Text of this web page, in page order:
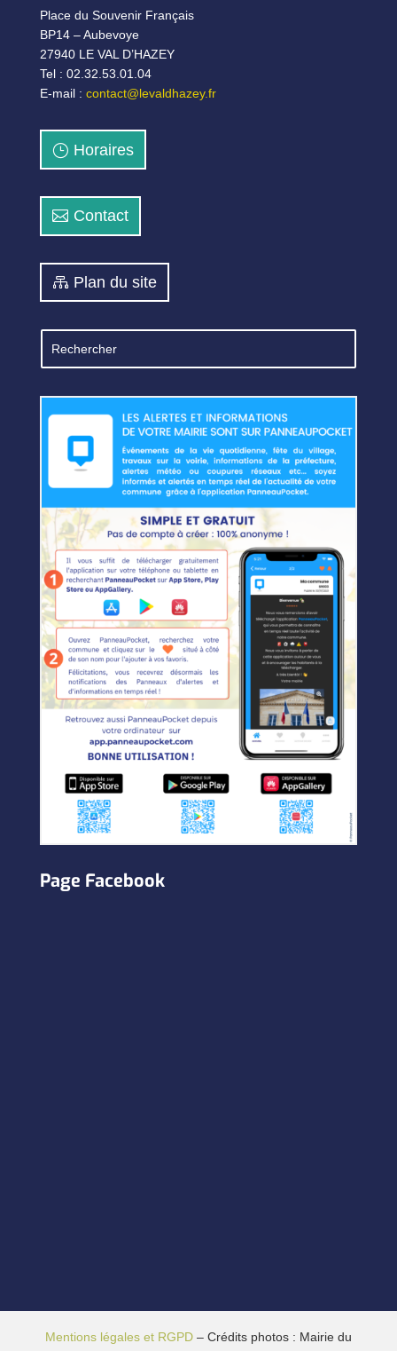
Place du Souvenir Français
BP14 – Aubevoye
27940 LE VAL D’HAZEY
Tel : 02.32.53.01.04
E-mail : contact@levaldhazey.fr
Horaires
Contact
Plan du site
Page Facebook
Mentions légales et RGPD– Crédits photos : Mairie du